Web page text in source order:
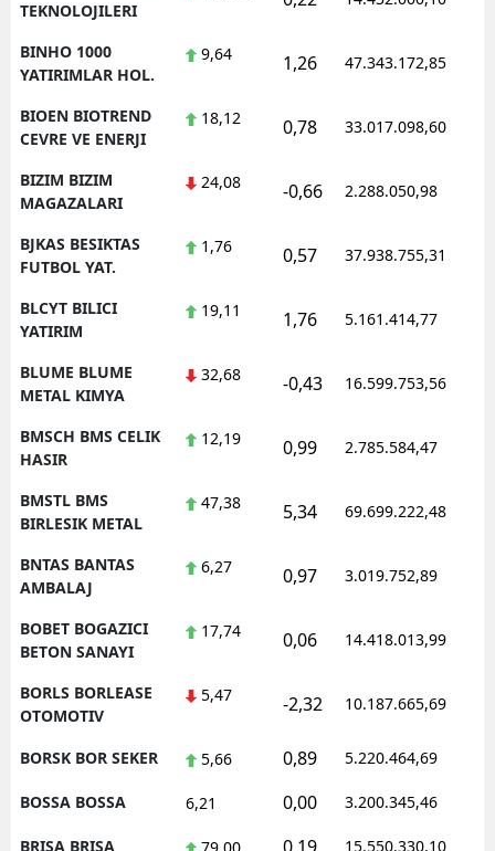
TEKNOLOJILERI
BINHO 1000
YATIRIMLAR HOL.
9,64 1,26 47.343.172,85
BIOEN BIOTREND
CEVRE VE ENERJI
18,12 0,78 33.017.098,60
BIZIM BIZIM
MAGAZALARI
24,08 -0,66 2.288.050,98
BJKAS BESIKTAS
FUTBOL YAT.
1,76 0,57 37.938.755,31
BLCYT BILICI
YATIRIM
19,11 1,76 5.161.414,77
BLUME BLUME
METAL KIMYA
32,68 -0,43 16.599.753,56
BMSCH BMS CELIK
HASIR
12,19 0,99 2.785.584,47
BMSTL BMS
BIRLESIK METAL
47,38 5,34 69.699.222,48
BNTAS BANTAS
AMBALAJ
6,27 0,97 3.019.752,89
BOBET BOGAZICI
BETON SANAYI
17,74 0,06 14.418.013,99
BORLS BORLEASE
OTOMOTIV
5,47 -2,32 10.187.665,69
BORSK BOR SEKER 5,66 0,89 5.220.464,69
BOSSA BOSSA 6,21 0,00 3.200.345,46
BRISA BRISA 15.550.330,10